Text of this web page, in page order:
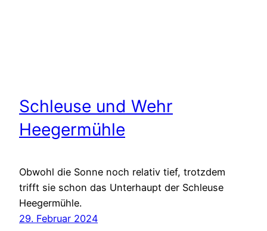
Schleuse und Wehr
Heegermühle
Obwohl die Sonne noch relativ tief, trotzdem
trifft sie schon das Unterhaupt der Schleuse
Heegermühle.
29. Februar 2024